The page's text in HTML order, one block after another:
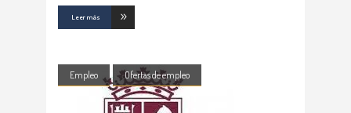
Leer más
Empleo Ofertas de empleo